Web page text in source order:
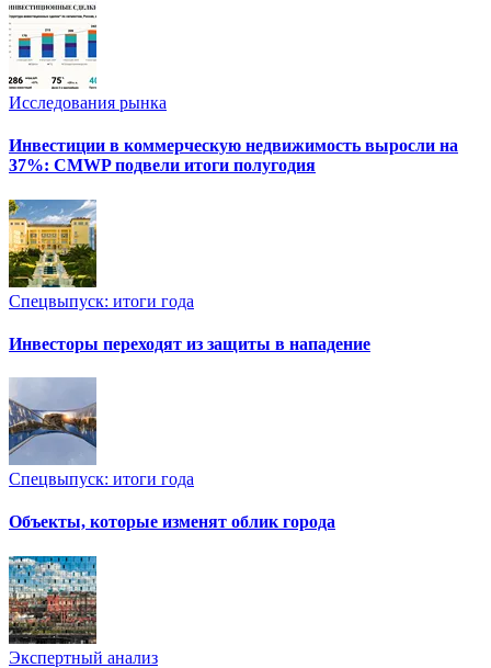
Исследования рынка
Инвестиции в коммерческую недвижимость выросли на
37%: CMWP подвели итоги полугодия
Спецвыпуск: итоги года
Инвесторы переходят из защиты в нападение
Спецвыпуск: итоги года
Объекты, которые изменят облик города
Экспертный анализ